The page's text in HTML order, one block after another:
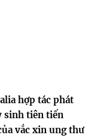
hợp tác phát
sinh tiên tiến
vắc xin ung thư